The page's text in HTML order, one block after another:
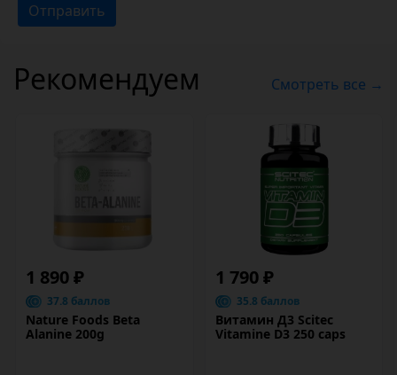
Отправить
Рекомендуем Смотреть все →
1 890 ₽
37.8 баллов
Nature Foods Beta
Alanine 200g
1 790 ₽
35.8 баллов
Витамин Д3 Scitec
Vitamine D3 250 caps